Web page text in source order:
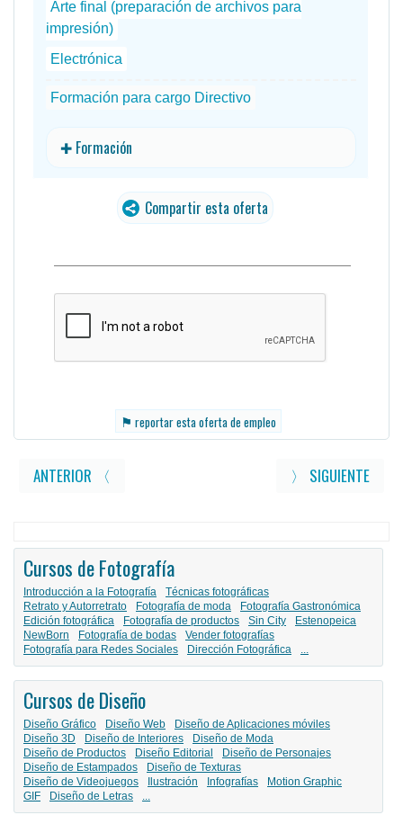
Arte final (preparación de archivos para
impresión)
Electrónica
Formación para cargo Directivo
✚ Formación
Compartir esta oferta
⚑ reportar esta oferta de empleo
ANTERIOR 〈 〉 SIGUIENTE
Cursos de Fotografía
Introducción a la Fotografía
Técnicas fotográficas
Retrato y Autorretrato
Fotografía de moda
Fotografía Gastronómica
Edición fotográfica
Fotografía de productos Sin City
Estenopeica
NewBorn
Fotografía de bodas
Vender fotografías
Fotografía para Redes Sociales
Dirección Fotográfica ...
Cursos de Diseño
Diseño Gráfico Diseño Web
Diseño de Aplicaciones móviles
Diseño 3D
Diseño de Interiores
Diseño de Moda
Diseño de Productos
Diseño Editorial
Diseño de Personajes
Diseño de Estampados
Diseño de Texturas
Diseño de Videojuegos
Ilustración Infografías
Motion Graphic
GIF
Diseño de Letras ...